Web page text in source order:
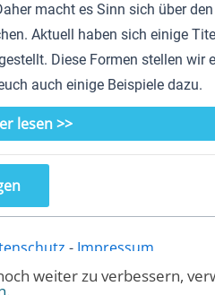
macht es Sinn sich über
Aktuell haben sich einige
Diese Formen stellen wir
auch einige Beispiele dazu.
lesen >>
- Impressum
weiter zu verbessern,